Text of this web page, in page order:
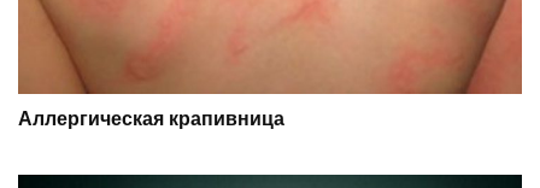
Аллергическая крапивница